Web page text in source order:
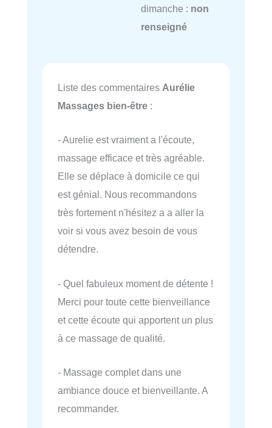
dimanche : non
renseigné
Liste des commentaires Aurélie
Massages bien-être :
- Aurelie est vraiment a l'écoute,
massage efficace et très agréable.
Elle se déplace à domicile ce qui
est génial. Nous recommandons
très fortement n'hésitez a a aller la
voir si vous avez besoin de vous
détendre.
- Quel fabuleux moment de détente !
Merci pour toute cette bienveillance
et cette écoute qui apportent un plus
à ce massage de qualité.
- Massage complet dans une
ambiance douce et bienveillante. A
recommander.